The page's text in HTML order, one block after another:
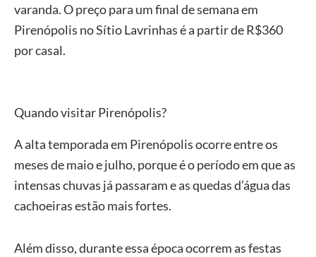
varanda. O preço para um final de semana em
Pirenópolis no Sítio Lavrinhas é a partir de R$360
por casal.
Quando visitar Pirenópolis?
A alta temporada em Pirenópolis ocorre entre os
meses de maio e julho, porque é o período em que as
intensas chuvas já passaram e as quedas d’água das
cachoeiras estão mais fortes.
Além disso, durante essa época ocorrem as festas